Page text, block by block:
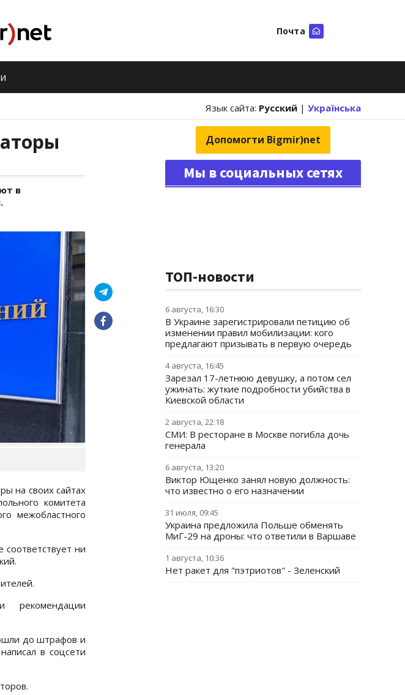
Почта
Язык сайта: Русский | Українська
в
на своих сайтах
комитета
межобластного
ни
рекомендации
до штрафов и
в соцсети
Допомогти Bigmir)net
Мы в социальных сетях
ТОП-новости
6 августа, 16:30
В Украине зарегистрировали петицию об
изменении правил мобилизации: кого
предлагают призывать в первую очередь
4 августа, 16:45
Зарезал 17-летнюю девушку, а потом сел
ужинать: жуткие подробности убийства в
Киевской области
2 августа, 22:18
СМИ: В ресторане в Москве погибла дочь
генерала
6 августа, 13:20
Виктор Ющенко занял новую должность:
что известно о его назначении
31 июля, 09:45
Украина предложила Польше обменять
МиГ-29 на дроны: что ответили в Варшаве
1 августа, 10:36
Нет ракет для "пэтриотов" - Зеленский